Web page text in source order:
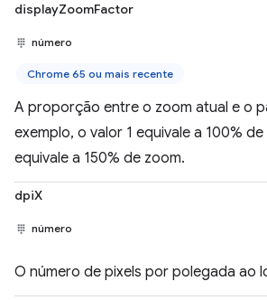
displayZoomFactor
número
Chrome 65 ou mais recente
A proporção entre o zoom atual e o
exemplo, o valor 1 equivale a 100%
equivale a 150% de zoom.
dpiX
número
O número de pixels por polegada ao